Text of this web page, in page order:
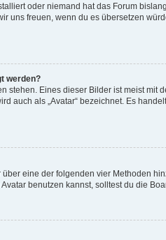
oder niemand hat das Forum
uns freuen, wenn du es übersetzen
werden?
stehen. Eines dieser Bilder ist meist
auch als „Avatar“ bezeichnet. Es
eine der folgenden vier Methoden
benutzen kannst, solltest du die